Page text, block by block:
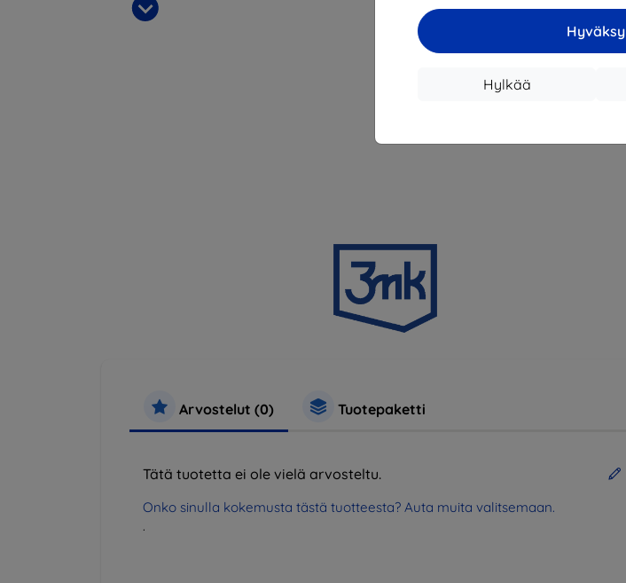
Hyväksy
Hylkää
Arvostelut (0) Tuotepaketti
Tätä tuotetta ei ole vielä arvosteltu.
Onko sinulla kokemusta tästä tuotteesta? Auta muita valitsemaan.
.